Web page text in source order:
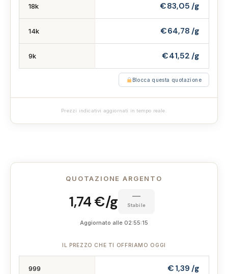
18k € 83,05 /g
14k € 64,78 /g
9k € 41,52 /g
Blocca questa quotazione
Prezzi indicativi aggiornati in tempo reale.
QUOTAZIONE ARGENTO
1,74 €/g —
Stabile
Aggiornato alle 02:55:15
IL PREZZO CHE TI OFFRIAMO OGGI
999 € 1,39 /g